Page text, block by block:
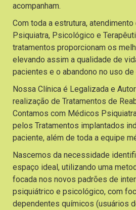
acompanham.
Com toda a estrutura,
Psiquiatra, Psicológico e
tratamentos proporcionam os
elevando assim a qualidade de
pacientes e o abandono no uso de
Nossa Clínica é Legalizada e
realização de Tratamentos de
Contamos com Médicos
pelos Tratamentos implantados
paciente, além de toda a equipe
Nascemos da necessidade
espaço ideal, utilizando uma
focada nos novos padrões de
psiquiátrico e psicológico, com
dependentes químicos (usuários